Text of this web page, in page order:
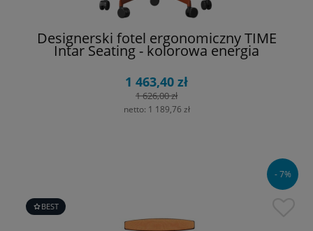
Designerski fotel ergonomiczny TIME
Intar Seating - kolorowa energia
1 463,40 zł
1 626,00 zł
netto: 1 189,76 zł
BEST
- 7%